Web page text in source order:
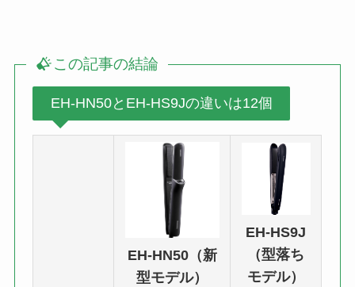
この記事の結論
EH-HN50とEH-HS9Jの違いは12個
EH-HN50（新
型モデル）
EH-HS9J
（型落ち
モデル）